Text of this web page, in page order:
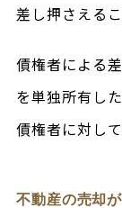
差し押さえる
債権者による
を単独所有し
債権者に対し
不動産の売却